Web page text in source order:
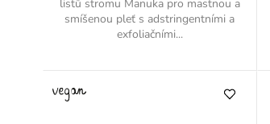
listů stromu Manuka pro mastnou a
smíšenou pleť s adstringentními a
exfoliačními...